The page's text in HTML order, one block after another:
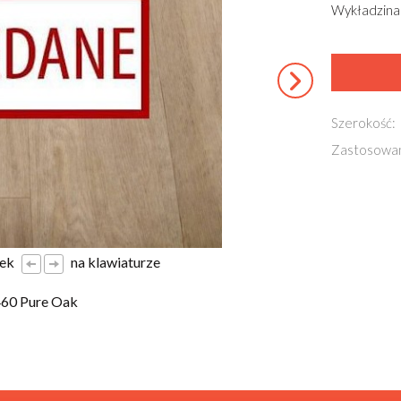
na klawiaturze
Pure Oak
Szerokość: